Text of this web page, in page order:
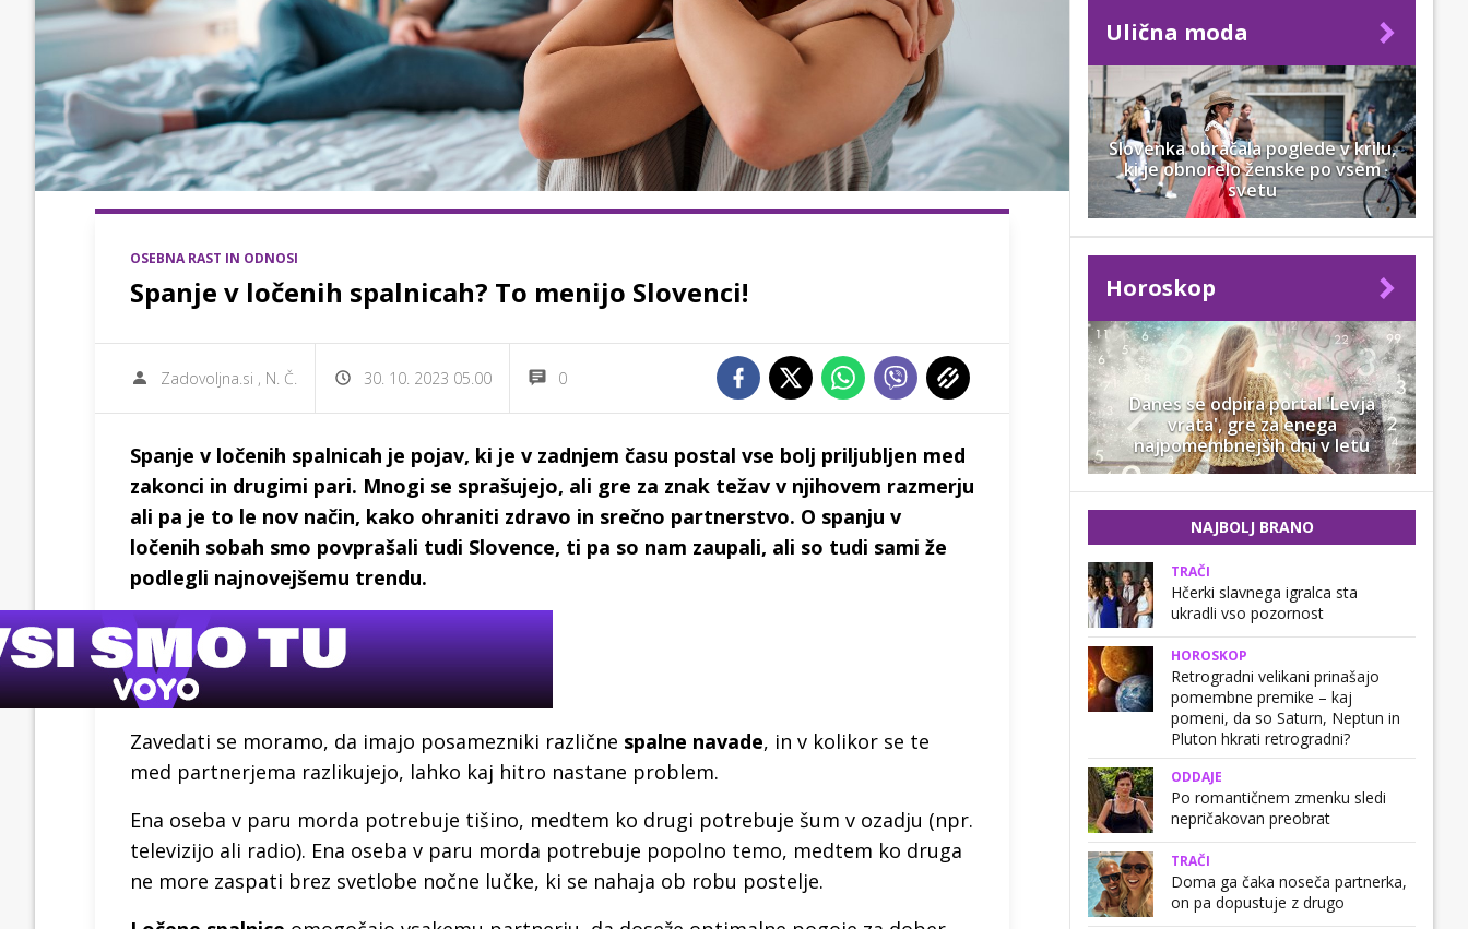
OSEBNA RAST IN ODNOSI
Spanje v ločenih spalnicah? To menijo Slovenci!
Zadovoljna.si , N. Č. 30. 10. 2023 05.00 0
Spanje v ločenih spalnicah je pojav, ki je v zadnjem času postal vse bolj priljubljen med
zakonci in drugimi pari. Mnogi se sprašujejo, ali gre za znak težav v njihovem razmerju
ali pa je to le nov način, kako ohraniti zdravo in srečno partnerstvo. O spanju v
ločenih sobah smo povprašali tudi Slovence, ti pa so nam zaupali, ali so tudi sami že
podlegli najnovejšemu trendu.
Zavedati se moramo, da imajo posamezniki različne spalne navade, in v kolikor se te
med partnerjema razlikujejo, lahko kaj hitro nastane problem.
Ena oseba v paru morda potrebuje tišino, medtem ko drugi potrebuje šum v ozadju (npr.
televizijo ali radio). Ena oseba v paru morda potrebuje popolno temo, medtem ko druga
ne more zaspati brez svetlobe nočne lučke, ki se nahaja ob robu postelje.
Ulična moda
Slovenka obračala poglede v krilu,
ki je obnorelo ženske po vsem
svetu
Horoskop
Danes se odpira portal 'Levja
vrata', gre za enega
najpomembnejših dni v letu
NAJBOLJ BRANO
TRAČI
Hčerki slavnega igralca sta
ukradli vso pozornost
HOROSKOP
Retrogradni velikani prinašajo
pomembne premike – kaj
pomeni, da so Saturn, Neptun in
Pluton hkrati retrogradni?
ODDAJE
Po romantičnem zmenku sledi
nepričakovan preobrat
TRAČI
Doma ga čaka noseča partnerka,
on pa dopustuje z drugo